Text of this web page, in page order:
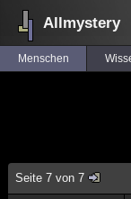
Allmystery
Menschen
Seite 7 von 7